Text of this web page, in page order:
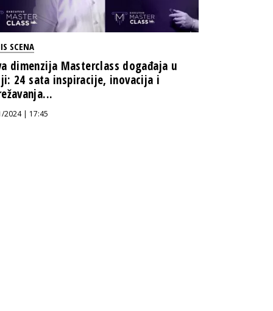
SCENA
dimenzija Masterclass događaja u
24 sata inspiracije, inovacija i
2024 | 17:45